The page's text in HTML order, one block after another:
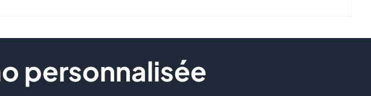
personnalisée